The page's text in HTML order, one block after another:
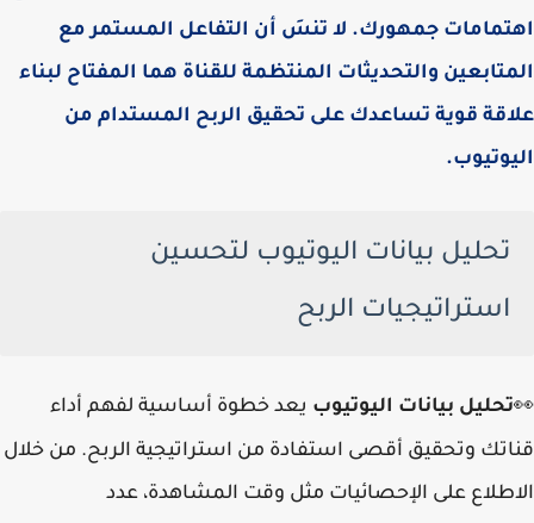
اهتمامات جمهورك. لا تنسَ أن التفاعل المستمر مع
المتابعين والتحديثات المنتظمة للقناة هما المفتاح لبناء
علاقة قوية تساعدك على تحقيق الربح المستدام من
اليوتيوب.
تحليل بيانات اليوتيوب لتحسين
استراتيجيات الربح
👀تحليل بيانات اليوتيوب يعد خطوة أساسية لفهم أداء
قناتك وتحقيق أقصى استفادة من استراتيجية الربح. من خلال
الاطلاع على الإحصائيات مثل وقت المشاهدة، عدد